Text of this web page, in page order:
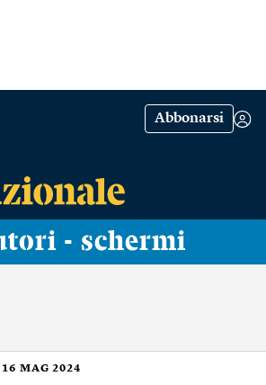
Abbonarsi
- schermi
16 MAG 2024